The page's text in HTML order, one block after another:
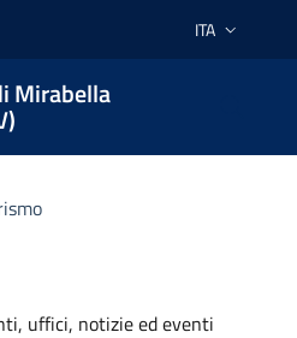
Lingua attiva:
ITA
Mirabella
uffici, notizie ed eventi